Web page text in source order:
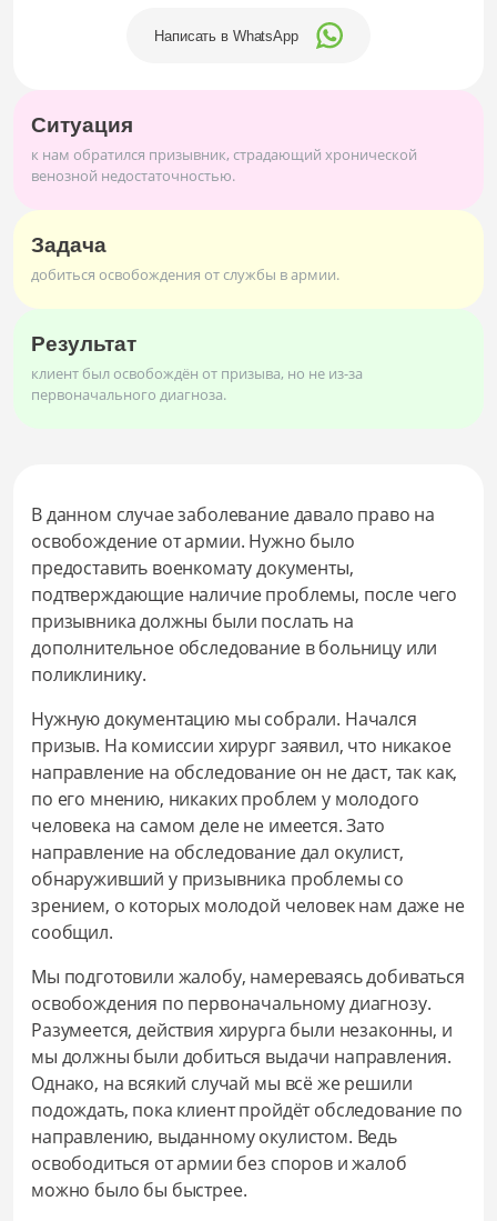
Написать в WhatsApp
Ситуация
к нам обратился призывник, страдающий хронической
венозной недостаточностью.
Задача
добиться освобождения от службы в армии.
Результат
клиент был освобождён от призыва, но не из-за
первоначального диагноза.
В данном случае заболевание давало право на
освобождение от армии. Нужно было
предоставить военкомату документы,
подтверждающие наличие проблемы, после чего
призывника должны были послать на
дополнительное обследование в больницу или
поликлинику.
Нужную документацию мы собрали. Начался
призыв. На комиссии хирург заявил, что никакое
направление на обследование он не даст, так как,
по его мнению, никаких проблем у молодого
человека на самом деле не имеется. Зато
направление на обследование дал окулист,
обнаруживший у призывника проблемы со
зрением, о которых молодой человек нам даже не
сообщил.
Мы подготовили жалобу, намереваясь добиваться
освобождения по первоначальному диагнозу.
Разумеется, действия хирурга были незаконны, и
мы должны были добиться выдачи направления.
Однако, на всякий случай мы всё же решили
подождать, пока клиент пройдёт обследование по
направлению, выданному окулистом. Ведь
освободиться от армии без споров и жалоб
можно было бы быстрее.